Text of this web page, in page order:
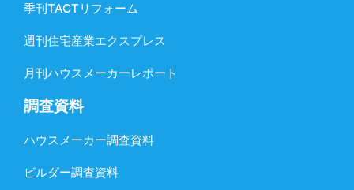
季刊TACTリフォーム
週刊住宅産業エクスプレス
月刊ハウスメーカーレポート
調査資料
ハウスメーカー調査資料
ビルダー調査資料